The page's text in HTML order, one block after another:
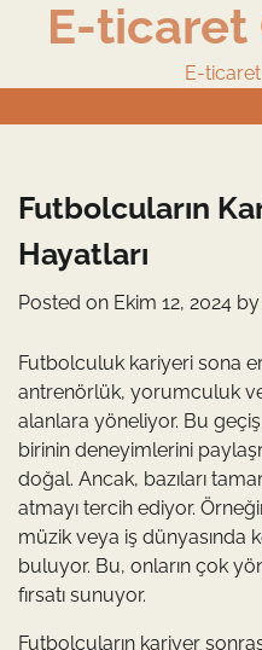
E-ticaret
E-
Futbolcuların
Hayatları
Posted on Ekim 12, 2024 by
Futbolculuk kariyeri sona
antrenörlük, yorumculuk
alanlara yöneliyor. Bu
birinin deneyimlerini
doğal. Ancak, bazıları
atmayı tercih ediyor.
müzik veya iş dünyasında
buluyor. Bu, onların çok
fırsatı sunuyor.
Futbolcuların kariyer